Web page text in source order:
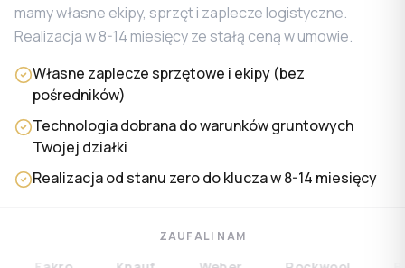
mamy własne ekipy, sprzęt i zaplecze logistyczne.
Realizacja w 8-14 miesięcy ze stałą ceną w umowie.
Własne zaplecze sprzętowe i ekipy (bez
pośredników)
Technologia dobrana do warunków gruntowych
Twojej działki
Realizacja od stanu zero do klucza w 8-14 miesięcy
ZAUFALI NAM